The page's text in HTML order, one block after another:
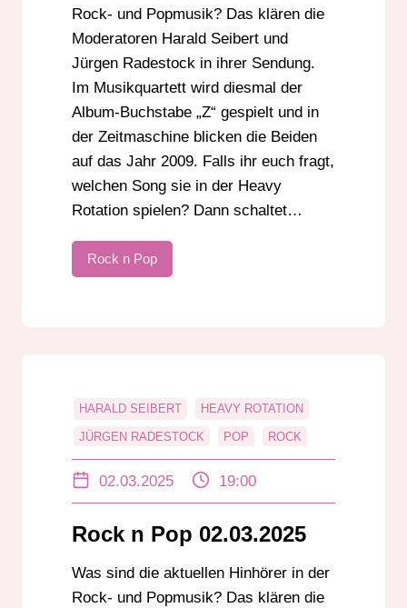
Rock- und Popmusik? Das klären die
Moderatoren Harald Seibert und
Jürgen Radestock in ihrer Sendung.
Im Musikquartett wird diesmal der
Album-Buchstabe „Z“ gespielt und in
der Zeitmaschine blicken die Beiden
auf das Jahr 2009. Falls ihr euch fragt,
welchen Song sie in der Heavy
Rotation spielen? Dann schaltet…
Rock n Pop
HARALD SEIBERT HEAVY ROTATION
JÜRGEN RADESTOCK POP ROCK
02.03.2025 19:00
Rock n Pop 02.03.2025
Was sind die aktuellen Hinhörer in der
Rock- und Popmusik? Das klären die